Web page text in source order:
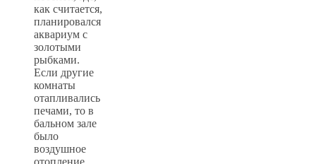
как считается,
планировался
аквариум с
золотыми
рыбками.
Если другие
комнаты
отапливались
печами, то в
бальном зале
было
воздушное